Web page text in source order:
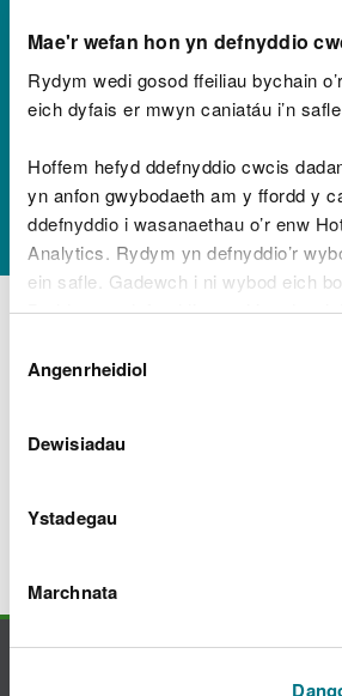
Mae'r wefan hon yn defnyddio
Rydym wedi gosod ffeiliau bychain
eich dyfais er mwyn caniatáu i’n
Hoffem hefyd ddefnyddio cwcis
yn anfon gwybodaeth am y ffordd y
ddefnyddio i wasanaethau o’r enw
Analytics. Rydym yn defnyddio’r
ein safle. Gadewch i ni wybod eich
Byddwn yn defnyddio cwci i gadw
Gellirdarllen mwy am ein cwcis
Caniatâd
Angenrheidiol
Dewisiadau
Ystadegau
Marchnata
Gwarchodfa
Cynllun
Gyfer
Gwarchodaeth Dyfrdwy:
ar gyfer Gweithrediadau
Gwarchodaeth Afon
yn erbyn y cynllun
hon?Rhowch eich adborth